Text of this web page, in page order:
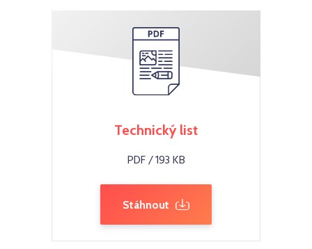
Technický list
PDF / 193 KB
Stáhnout